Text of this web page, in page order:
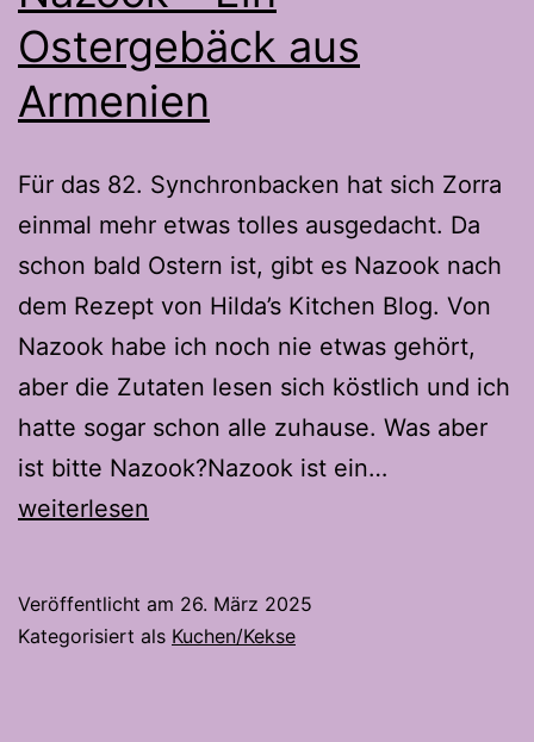
Ostergebäck aus
Armenien
Für das 82. Synchronbacken hat sich Zorra
einmal mehr etwas tolles ausgedacht. Da
schon bald Ostern ist, gibt es Nazook nach
dem Rezept von Hilda’s Kitchen Blog. Von
Nazook habe ich noch nie etwas gehört,
aber die Zutaten lesen sich köstlich und ich
hatte sogar schon alle zuhause. Was aber
ist bitte Nazook?Nazook ist ein…
weiterlesen
Veröffentlicht am 26. März 2025
Kategorisiert als Kuchen/Kekse